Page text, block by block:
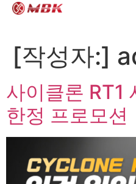
[작성자:]
사이클론 RT1
한정 프로모션